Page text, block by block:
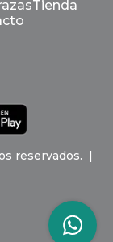
Tienda
reservados. |